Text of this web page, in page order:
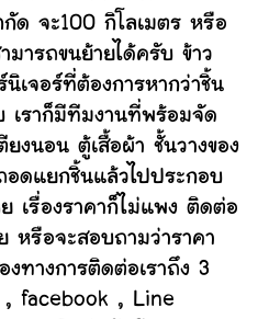
กัด จะ100 กิโลเมตร หรือ
มารถขนย้ายได้ครับ ข้าว
นิเจอร์ที่ต้องการหากว่าชิ้น
เราก็มีทีมงานที่พร้อมจัด
งนอน ตู้เสื้อผ้า ชั้นวางของ
อดแยกชิ้นแล้วไปประกอบ
เรื่องราคาก็ไม่แพง ติดต่อ
หรือจะสอบถามว่าราคา
งทางการติดต่อเราถึง 3
, facebook , Line